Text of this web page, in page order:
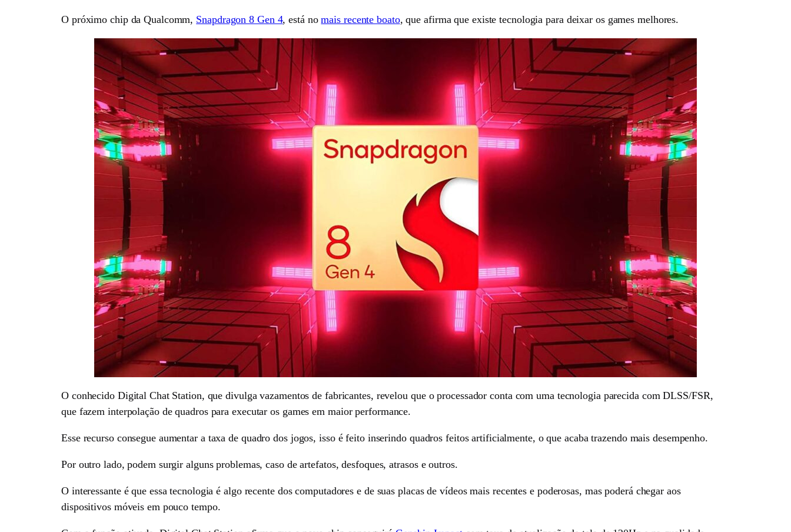
O próximo chip da Qualcomm, Snapdragon 8 Gen 4, está nomais recente boato, que afirma que existe tecnologia para deixar os games melhores.
O conhecido Digital Chat Station, que divulga vazamentos de fabricantes, revelou que o processador conta com uma tecnologia parecida com DLSS/FSR,
que fazem interpolação de quadros para executar os games em maior performance.
Esse recurso consegue aumentar a taxa de quadro dos jogos, isso é feito inserindo quadros feitos artificialmente, o que acaba trazendo mais desempenho.
Por outro lado, podem surgir alguns problemas, caso de artefatos, desfoques, atrasos e outros.
O interessante é que essa tecnologia é algo recente dos computadores e de suas placas de vídeos mais recentes e poderosas, mas poderá chegar aos
dispositivos móveis em pouco tempo.